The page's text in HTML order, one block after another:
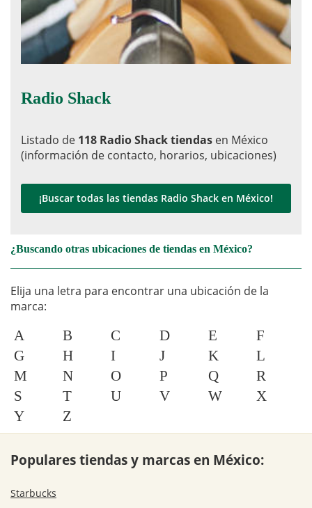
Radio Shack
Listado de 118 Radio Shack tiendas en México
(información de contacto, horarios, ubicaciones)
¡Buscar todas las tiendas Radio Shack en México!
¿Buscando otras ubicaciones de tiendas en México?
Elija una letra para encontrar una ubicación de la
marca:
A B C D E
F
G
H I J K
L
M
N O P Q
R
S
T U V W
X
Y
Z
Populares tiendas y marcas en México:
Starbucks